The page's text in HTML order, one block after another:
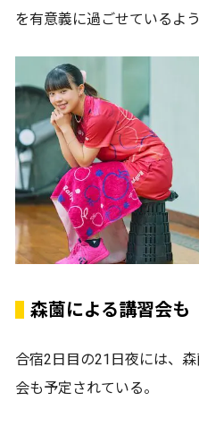
を有意義に過ごせているよう
森薗による講習会も
合宿2日目の21日夜には、
会も予定されている。